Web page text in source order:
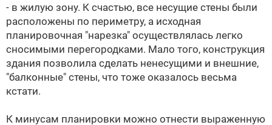
- в жилую зону. К счастью, все несущие стены были
расположены по периметру, а исходная
планировочная "нарезка" осуществлялась легко
сносимыми перегородками. Мало того, конструкция
здания позволила сделать ненесущими и внешние,
"балконные" стены, что тоже оказалось весьма
кстати.
К минусам планировки можно отнести выраженную